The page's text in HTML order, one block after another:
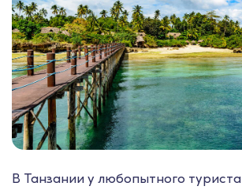
В Танзании у любопытного